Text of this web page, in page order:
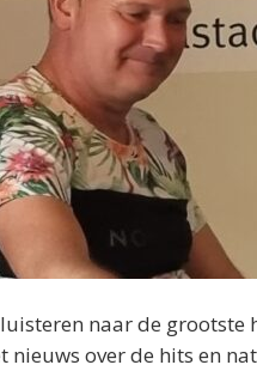
naar de
over de hits en